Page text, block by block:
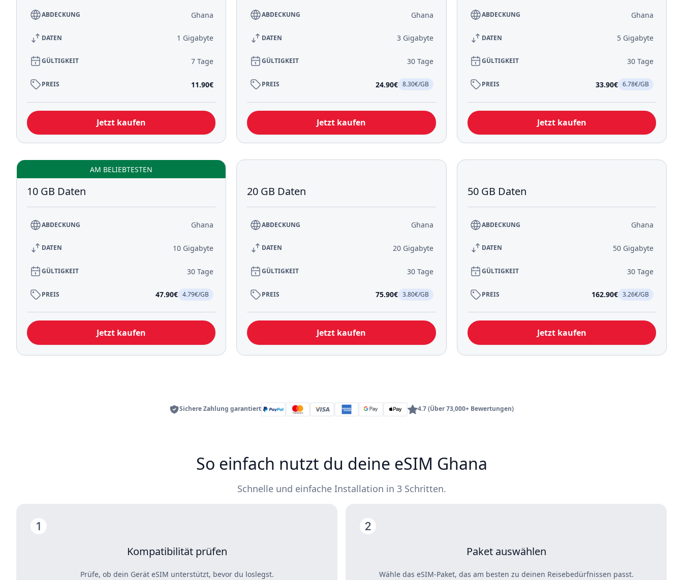
ABDECKUNG Ghana
DATEN 1 Gigabyte
GÜLTIGKEIT 7 Tage
PREIS 11.90€
Jetzt kaufen
ABDECKUNG Ghana
DATEN 3 Gigabyte
GÜLTIGKEIT 30 Tage
PREIS 24.90€ 8.30€/GB
Jetzt kaufen
ABDECKUNG Ghana
DATEN 5 Gigabyte
GÜLTIGKEIT 30 Tage
PREIS 33.90€ 6.78€/GB
Jetzt kaufen
AM BELIEBTESTEN
10 GB Daten
ABDECKUNG Ghana
DATEN 10 Gigabyte
GÜLTIGKEIT 30 Tage
PREIS 47.90€ 4.79€/GB
Jetzt kaufen
20 GB Daten
ABDECKUNG Ghana
DATEN 20 Gigabyte
GÜLTIGKEIT 30 Tage
PREIS 75.90€ 3.80€/GB
Jetzt kaufen
50 GB Daten
ABDECKUNG Ghana
DATEN 50 Gigabyte
GÜLTIGKEIT 30 Tage
PREIS 162.90€ 3.26€/GB
Jetzt kaufen
Sichere Zahlung garantiert 4.7 (Über 73,000+ Bewertungen)
So einfach nutzt du deine eSIM Ghana
Schnelle und einfache Installation in 3 Schritten.
Kompatibilität prüfen
Prüfe, ob dein Gerät eSIM unterstützt, bevor du loslegst.
Paket auswählen
Wähle das eSIM-Paket, das am besten zu deinen Reisebedürfnissen passt.